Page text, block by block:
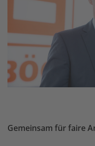
Gemeinsam für faire